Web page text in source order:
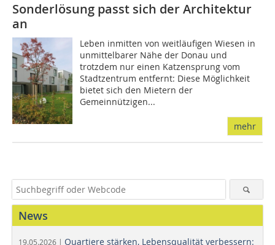
Sonderlösung passt sich der Architektur
an
Leben inmitten von weitläufigen Wiesen in
unmittelbarer Nähe der Donau und
trotzdem nur einen Katzensprung vom
Stadtzentrum entfernt: Diese Möglichkeit
bietet sich den Mietern der
Gemeinnützigen...
mehr
News
19.05.2026 | Quartiere stärken, Lebensqualität verbessern: